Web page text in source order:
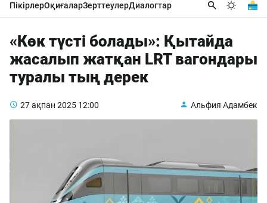
ПікірлерОқиғаларЗерттеулерДиалогтар
«Көк түсті болады»: Қытайда
жасалып жатқан LRT вагондары
туралы тың дерек
27 ақпан 2025 12:00 Альфия Адамбек